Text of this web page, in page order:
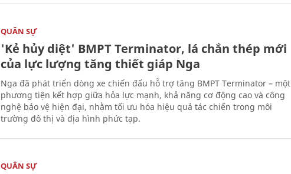
QUÂN SỰ
'Kẻ hủy diệt' BMPT Terminator, lá chắn thép mới
của lực lượng tăng thiết giáp Nga
Nga đã phát triển dòng xe chiến đấu hỗ trợ tăng BMPT Terminator – một
phương tiện kết hợp giữa hỏa lực mạnh, khả năng cơ động cao và công
nghệ bảo vệ hiện đại, nhằm tối ưu hóa hiệu quả tác chiến trong môi
trường đô thị và địa hình phức tạp.
QUÂN SỰ